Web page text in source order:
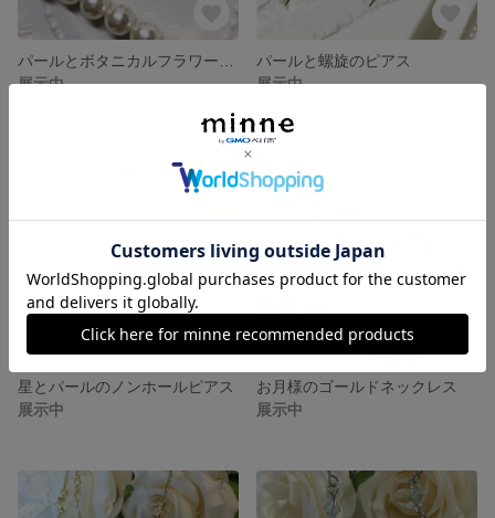
展示中
パールと螺旋のピアス
展示中
星とパールのノンホールピアス
展示中
お月様のゴールドネックレス
展示中